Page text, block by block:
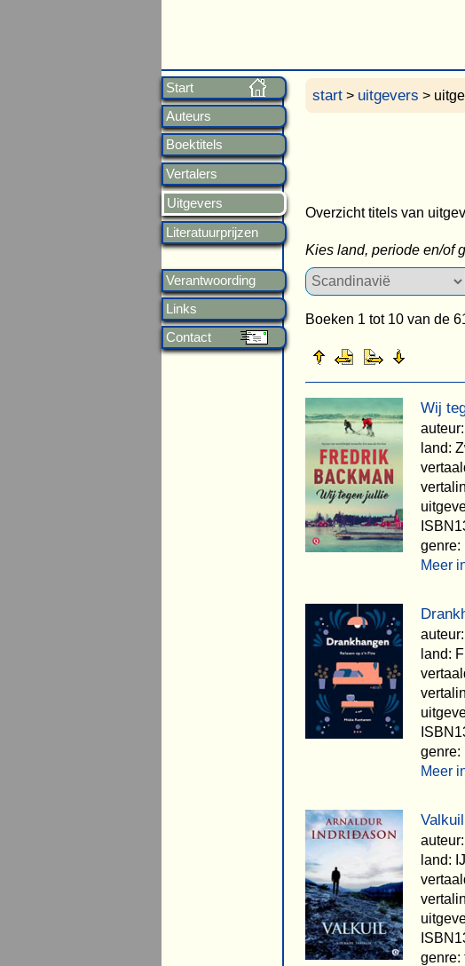
Start
Auteurs
Boektitels
Vertalers
Uitgevers
Literatuurprijzen
Verantwoording
Links
Contact
start > uitgevers >
Overzicht titels van
Kies land, periode en/of
Boeken 1 tot 10 van de
Wij
auteur:
land:
genre:
Meer
auteur:
land:
genre:
Meer
Valkuil
auteur:
land:
genre: